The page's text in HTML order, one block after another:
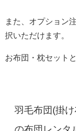
また、オプション
択いただけます。
お布団・枕セット
羽毛布団(掛